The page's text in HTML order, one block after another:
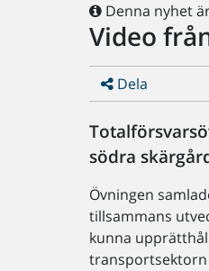
Denna nyhet
Video
Dela
södra
Övningen
tillsammans
kunna
transportsektorn